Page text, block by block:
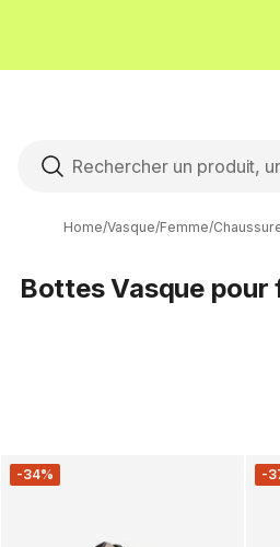
Home/Vasque/Femme/
Bottes Vasque pour
-34% -